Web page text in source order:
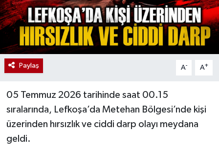
Paylaş A- A+
05 Temmuz 2026 tarihinde saat 00.15
sıralarında, Lefkoşa’da Metehan Bölgesi’nde kişi
üzerinden hırsızlık ve ciddi darp olayı meydana
geldi.